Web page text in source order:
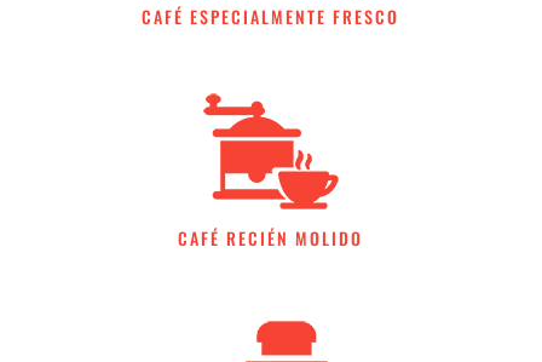
CAFÉ ESPECIALMENTE FRESCO
CAFÉ RECIÉN MOLIDO